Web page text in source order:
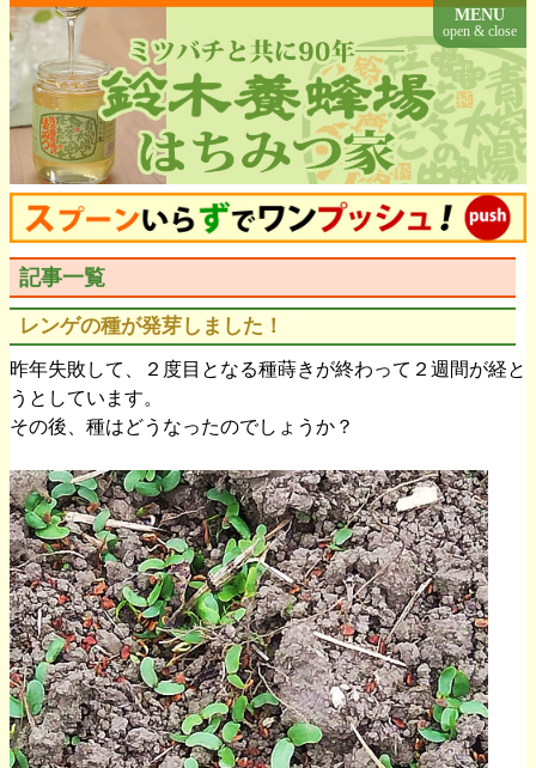
記事一覧
レンゲの種が発芽しました！
昨年失敗して、２度目となる種蒔きが終わって２週間が経と
うとしています。
その後、種はどうなったのでしょうか？
MENU
open & close